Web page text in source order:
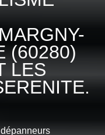
(60280)
LES